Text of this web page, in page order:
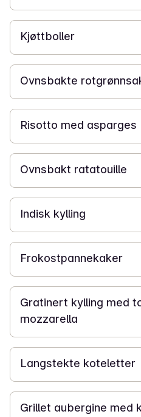
45 min
Kjøttboller
20 min
Ovnsbakte
1 t
Risotto med asparges
2 t 30 min
Ovnsbakt ratatouille
30 min
Indisk kylling
45 min
Frokostpannekaker
45 min
Gratinert kylling med
mozzarella
3 t
Langstekte koteletter
40 min
Grillet aubergine med